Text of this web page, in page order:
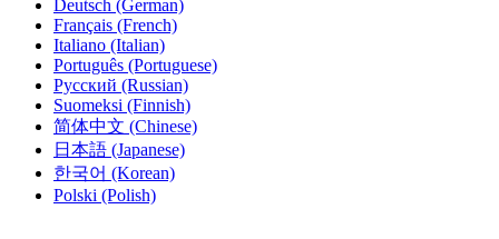
Deutsch (German)
Français (French)
Italiano (Italian)
Português (Portuguese)
Русский (Russian)
Suomeksi (Finnish)
简体中文 (Chinese)
日本語 (Japanese)
한국어 (Korean)
Polski (Polish)